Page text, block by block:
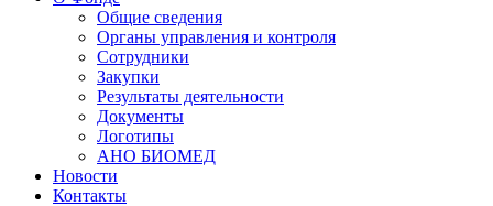
Общие сведения
Органы управления и контроля
Сотрудники
Закупки
Результаты деятельности
Документы
Логотипы
АНО БИОМЕД
Новости
Контакты